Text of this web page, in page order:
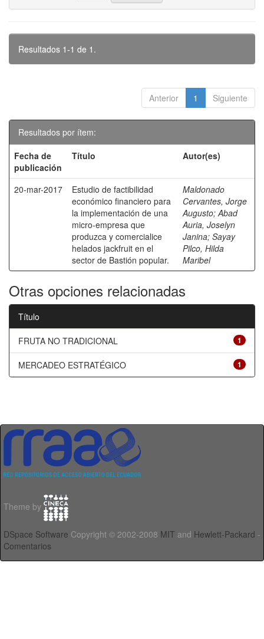
Resultados 1-1 de 1.
Anterior 1 Siguiente
Resultados por ítem:
Fecha de
publicación
Título Autor(es)
20-mar-2017
Estudio de factibilidad
económico financiero para
la implementación de una
micro-empresa que
produzca y comercialice
helados jackfruit en el
sector de Bastión popular.
Maldonado
Cervantes, Jorge
Augusto;Abad
Auria, Joselyn
Janina; Sayay
Pilco, Hilda
Maribel
Otras opciones relacionadas
Título
1
FRUTA NO TRADICIONAL
1
MERCADEO ESTRATÉGICO
Theme by
DSpace Software Copyright © 2002-2008 MIT and Hewlett-Packard -
Comentarios